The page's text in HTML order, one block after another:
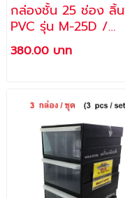
กล่องชั้น 25 ช่อง ลิ้
PVC รุ่น M-25D /
ALLWAYS
380.00 บาท